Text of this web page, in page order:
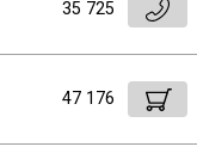
35 725
47 176